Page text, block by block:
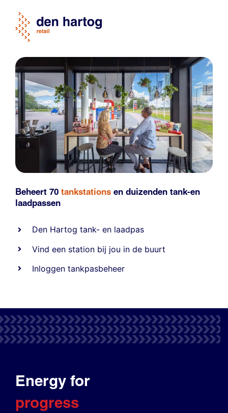
Beheert 70 tankstations en duizenden tank-en
laadpassen
Den Hartog tank- en laadpas
Vind een station bij jou in de buurt
Inloggen tankpasbeheer
Energy for
progress